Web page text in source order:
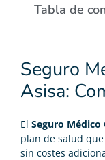
Seguro
Asisa:
El Seguro Médico
plan de salud
sin costes
Tabla de